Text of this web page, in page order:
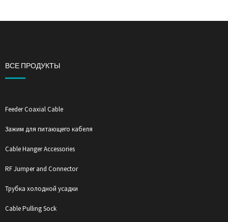
ВСЕ ПРОДУКТЫ
Feeder Coaxial Cable
Зажим для питающего кабеля
Cable Hanger Accessories
RF Jumper and Connector
Трубка холодной усадки
Cable Pulling Sock